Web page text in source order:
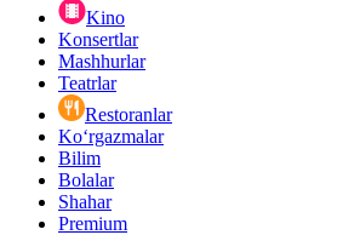
Kino
Konsertlar
Mashhurlar
Teatrlar
Restoranlar
Ko‘rgazmalar
Bilim
Bolalar
Shahar
Premium